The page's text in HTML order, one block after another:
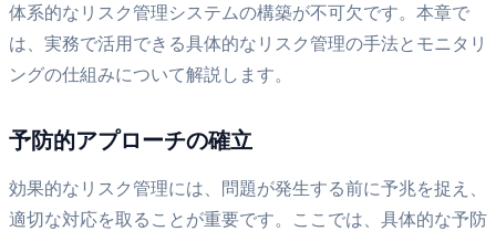
体系的なリスク管理システムの構築が不可欠です。本章で
は、実務で活用できる具体的なリスク管理の手法とモニタリ
ングの仕組みについて解説します。
予防的アプローチの確立
効果的なリスク管理には、問題が発生する前に予兆を捉え、
適切な対応を取ることが重要です。ここでは、具体的な予防